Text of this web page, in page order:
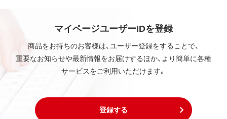
マイページユーザーIDを登録
商品をお持ちのお客様は、ユーザー登録をすることで、
重要なお知らせや最新情報をお届けするほか、より簡単に各種
サービスをご利用いただけます。
登録する